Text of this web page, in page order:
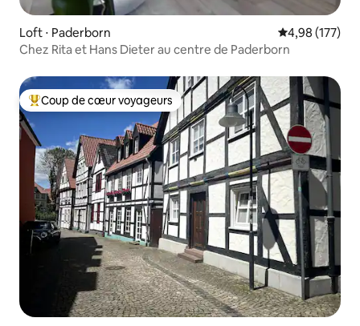
Loft ⋅ Paderborn Évaluation
4,98 (177)
Chez Rita et Hans Dieter au centre de Paderborn
Coups de cœur voyageurs les plus appréciés
Coup de cœur voyageurs